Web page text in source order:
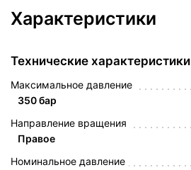
Характеристики
Технические характеристики
Максимальное давление
350 бар
Направление вращения
Правое
Номинальное давление